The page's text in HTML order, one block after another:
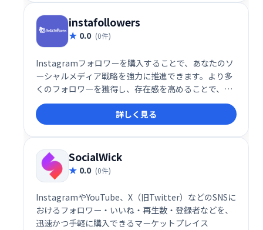
instafollowers
0.0 (0件)
Instagramフォロワーを購入することで、あなたのソ
ーシャルメディア戦略を強力に推進できます。より多
くのフォロワーを獲得し、存在感を高めることで、新
たなビジネスチャンスや影響力の拡大につながりま
す。競合他社との差別化を図り、Instagramで成功を
目指しましょう。
詳しく見る
SocialWick
0.0 (0件)
InstagramやYouTube、X（旧Twitter）などのSNSに
おけるフォロワー・いいね・再生数・登録者などを、
迅速かつ手軽に購入できるマーケットプレイス